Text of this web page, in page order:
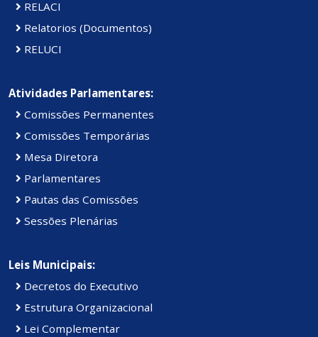
RELACI
Relatorios (Documentos)
RELUCI
Atividades Parlamentares:
Comissões Permanentes
Comissões Temporárias
Mesa Diretora
Parlamentares
Pautas das Comissões
Sessões Plenárias
Leis Municipais:
Decretos do Executivo
Estrutura Organizacional
Lei Complementar